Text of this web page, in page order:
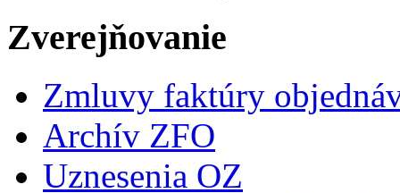
Zverejňovanie
Zmluvy faktúry
Archív ZFO
Uznesenia OZ